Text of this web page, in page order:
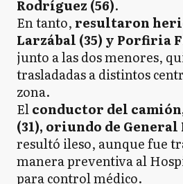
Rodríguez (56).
En tanto, resultaron
Larzábal (35) y Porfiria
junto a las dos menores,
trasladadas a distintos
zona.
Elconductor del
(31), oriundo de
resultó ileso, aunque fue
manera preventiva al
para control médico.